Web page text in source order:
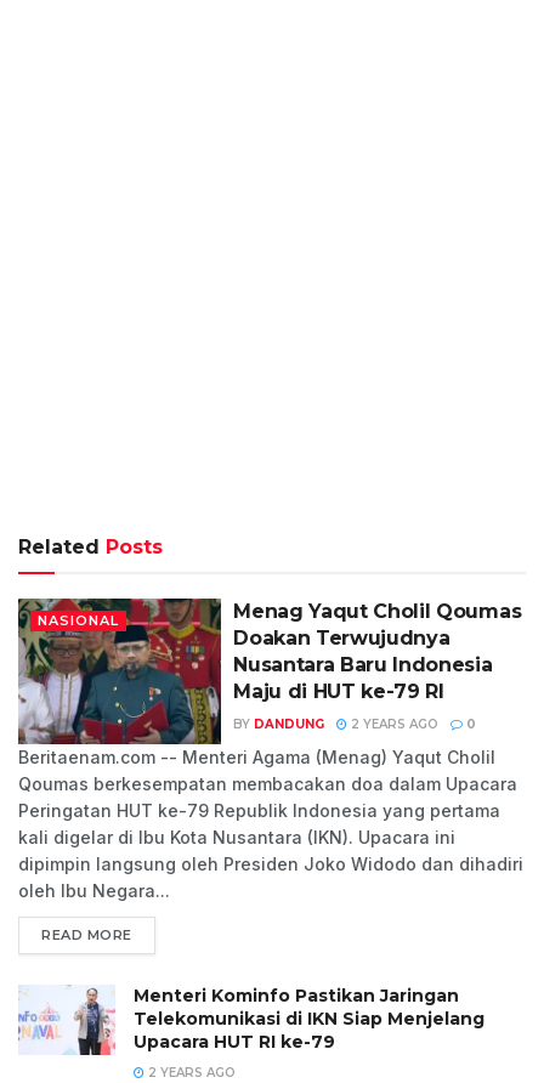
Related Posts
NASIONAL
Menag Yaqut Cholil Qoumas
Doakan Terwujudnya
Nusantara Baru Indonesia
Maju di HUT ke-79 RI
BY DANDUNG 2 YEARS AGO 0
Beritaenam.com -- Menteri Agama (Menag) Yaqut Cholil
Qoumas berkesempatan membacakan doa dalam Upacara
Peringatan HUT ke-79 Republik Indonesia yang pertama
kali digelar di Ibu Kota Nusantara (IKN). Upacara ini
dipimpin langsung oleh Presiden Joko Widodo dan dihadiri
oleh Ibu Negara...
READ MORE
Menteri Kominfo Pastikan Jaringan
Telekomunikasi di IKN Siap Menjelang
Upacara HUT RI ke-79
2 YEARS AGO